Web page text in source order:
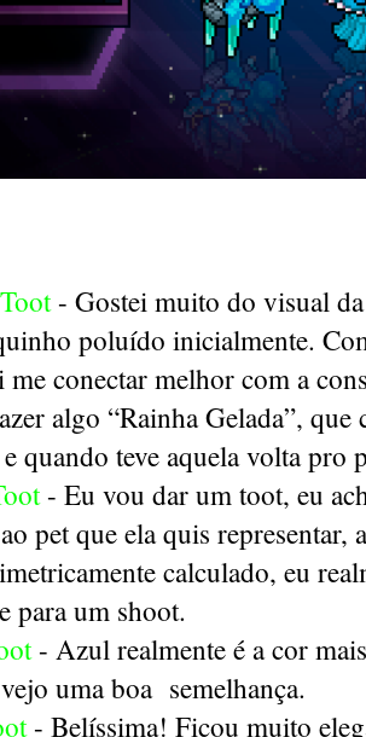
Toot- Gostei muito do visual
poluído inicialmente.
me conectar melhor com a
algo “Rainha Gelada”,
quando teve aquela volta pro
- Eu vou dar um toot, eu
pet que ela quis representar,
calculado, eu
para um shoot.
- Azul realmente é a cor
uma boa semelhança.
- Belíssima! Ficou muito